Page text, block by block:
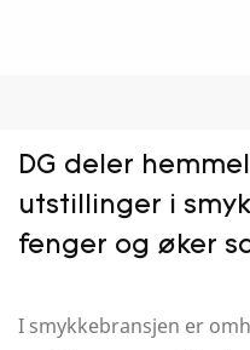
DG deler
utstillinger i
fenger og øker
I smykkebransjen er